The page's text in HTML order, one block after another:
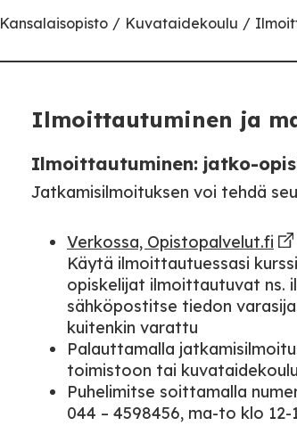
Kansalaisopisto Kuvataidekoulu
Ilmoittautuminen ja
Ilmoittautuminen: jatko-
Jatkamisilmoituksen voi tehdä
Verkossa, Opistopalvelut.fi
Käytä ilmoittautuessasi
opiskelijat ilmoittautuvat ns.
sähköpostitse tiedon
kuitenkin varattu
Palauttamalla
toimistoon tai
Puhelimitse soittamalla
044 – 4598456, ma-to klo 12-